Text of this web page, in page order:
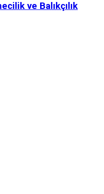
ve Balıkçılık